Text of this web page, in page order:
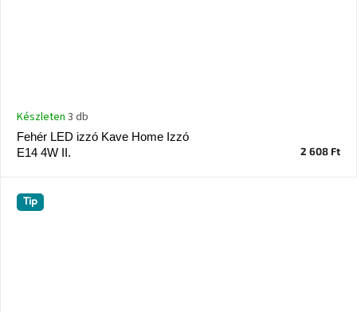
Fehér LED izzó Kave Home Izzó
E14 4W II.
Készleten 3 db
2 608 Ft
Tip